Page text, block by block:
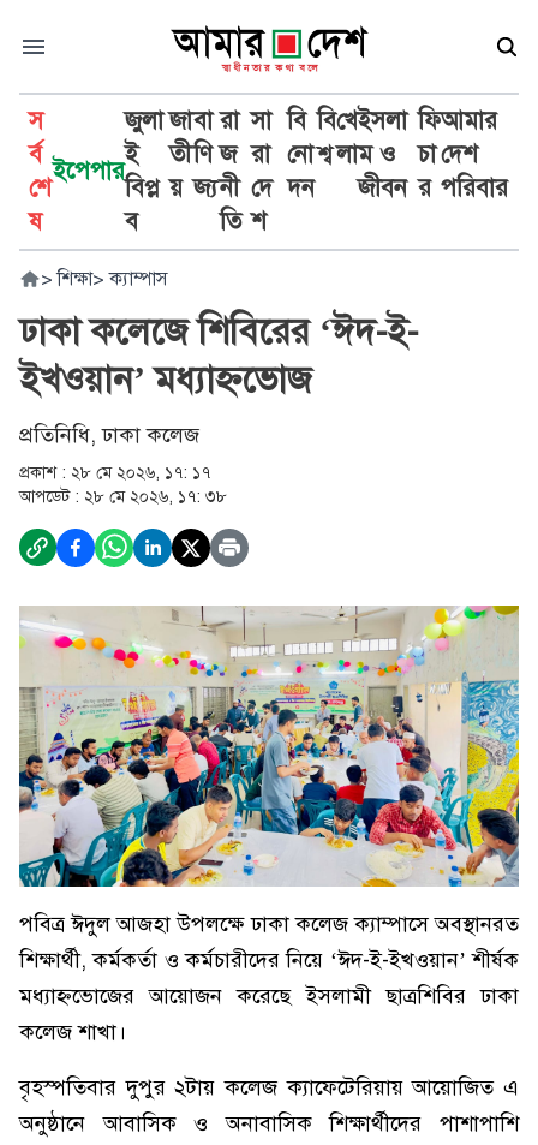
স
র্ব
শে
ষ
ইপেপার
জুলা
ই
বিপ্ল
ব
জা
তী
য়
বা
ণি
জ্য
রা
জ
নী
তি
সা
রা
দে
শ
বি
নো
দন
বি
শ্ব
খে
লা
ইসলা
ম ও
জীবন
ফি
চা
র
আমার
দেশ
পরিবার
> শিক্ষা> ক্যাম্পাস
ঢাকা কলেজে শিবিরের ‘ঈদ-ই-
ইখওয়ান’ মধ্যাহ্নভোজ
প্রতিনিধি, ঢাকা কলেজ
প্রকাশ : ২৮ মে ২০২৬, ১৭: ১৭
আপডেট : ২৮ মে ২০২৬, ১৭: ৩৮
পবিত্র ঈদুল আজহা উপলক্ষে ঢাকা কলেজ ক্যাম্পাসে অবস্থানরত
শিক্ষার্থী, কর্মকর্তা ও কর্মচারীদের নিয়ে ‘ঈদ-ই-ইখওয়ান’ শীর্ষক
মধ্যাহ্নভোজের আয়োজন করেছে ইসলামী ছাত্রশিবির ঢাকা
কলেজ শাখা।
বৃহস্পতিবার দুপুর ২টায় কলেজ ক্যাফেটেরিয়ায় আয়োজিত এ
অনুষ্ঠানে আবাসিক ও অনাবাসিক শিক্ষার্থীদের পাশাপাশি